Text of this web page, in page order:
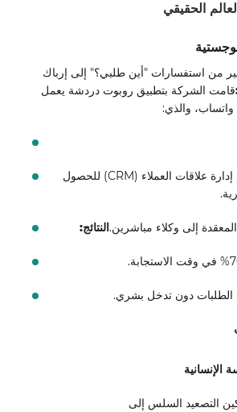
الحقيقي
من استفسارات "أين طلبي؟" إلى إرباك
قامت الشركة بتطبيق روبوت دردشة يعمل
واتساب، والذي:
متكامل مع نظام إدارة علاقات العملاء (CRM) للحصول
إلى وكلاء مباشرين.النتائج:
الإنسانية
التصعيد السلس إلى